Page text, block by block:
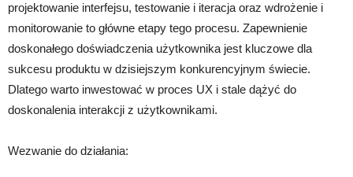
projektowanie interfejsu, testowanie i iteracja oraz wdrożenie i
monitorowanie to główne etapy tego procesu. Zapewnienie
doskonałego doświadczenia użytkownika jest kluczowe dla
sukcesu produktu w dzisiejszym konkurencyjnym świecie.
Dlatego warto inwestować w proces UX i stale dążyć do
doskonalenia interakcji z użytkownikami.
Wezwanie do działania: